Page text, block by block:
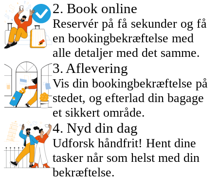
2. Book online
Reservér på få sekunder og få
en bookingbekræftelse med
alle detaljer med det samme.
3. Aflevering
Vis din bookingbekræftelse på
stedet, og efterlad din bagage
et sikkert område.
4. Nyd din dag
Udforsk håndfrit! Hent dine
tasker når som helst med din
bekræftelse.